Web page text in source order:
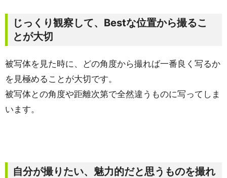
じっくり観察して、Bestな位置から撮るこ
とが大切
被写体を見た時に、どの角度から撮れば一番良く写るか
を見極めることが大切です。
被写体との角度や距離次第で全然違うものに写ってしま
います。
自分が撮りたい、魅力的だと思うものを撮れ